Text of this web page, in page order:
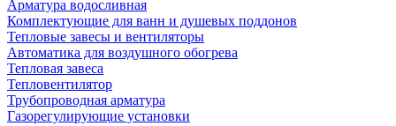
Арматура водосливная
Комплектующие для ванн и душевых поддонов
Тепловые завесы и вентиляторы
Автоматика для воздушного обогрева
Тепловая завеса
Тепловентилятор
Трубопроводная арматура
Газорегулирующие установки